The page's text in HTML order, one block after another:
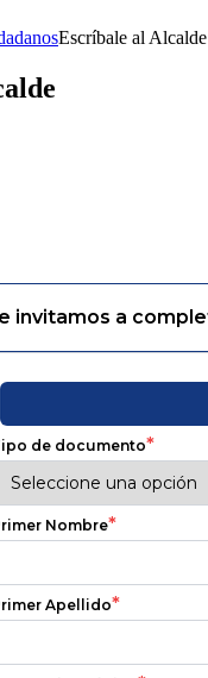
Escríbale al Alcalde